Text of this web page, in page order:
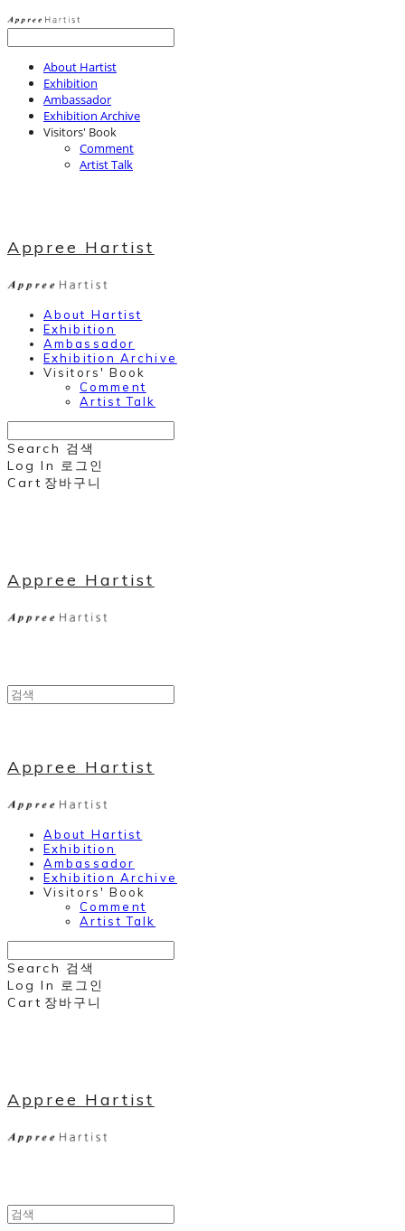
About Hartist
Exhibition
Ambassador
Exhibition Archive
Visitors' Book
Comment
Artist Talk
Appree Hartist
About Hartist
Exhibition
Ambassador
Exhibition Archive
Visitors' Book
Comment
Artist Talk
Search 검색
Log In 로그인
Cart 장바구니
Appree Hartist
Appree Hartist
About Hartist
Exhibition
Ambassador
Exhibition Archive
Visitors' Book
Comment
Artist Talk
Search 검색
Log In 로그인
Cart 장바구니
Appree Hartist